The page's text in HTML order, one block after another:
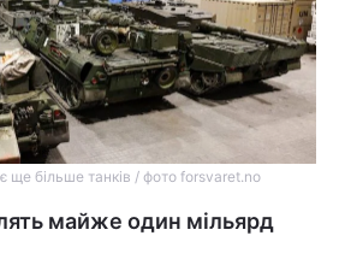
ще більше танків / фото forsvaret.no
майже один мільярд